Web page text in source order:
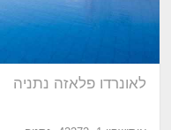
לאונרדו פלאזה נתניה